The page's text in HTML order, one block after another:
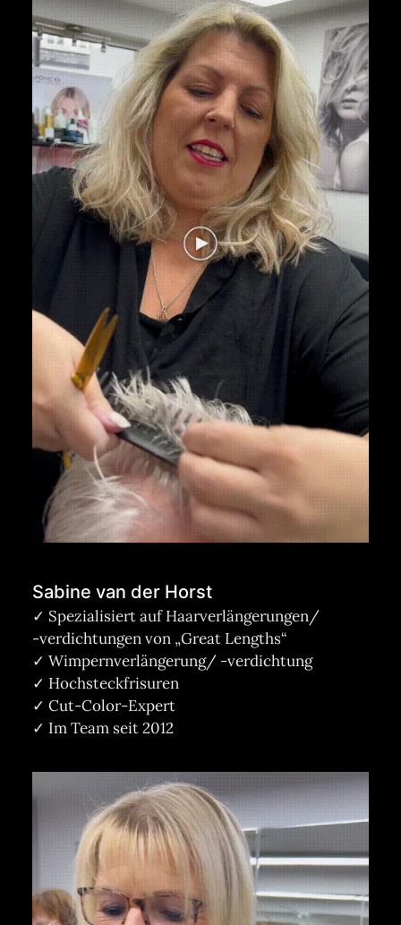
Sabine van der Horst
✓ Spezialisiert auf Haarverlängerungen/
-verdichtungen von „Great Lengths“
✓ Wimpernverlängerung/ -verdichtung
✓ Hochsteckfrisuren
✓ Cut-Color-Expert
✓ Im Team seit 2012